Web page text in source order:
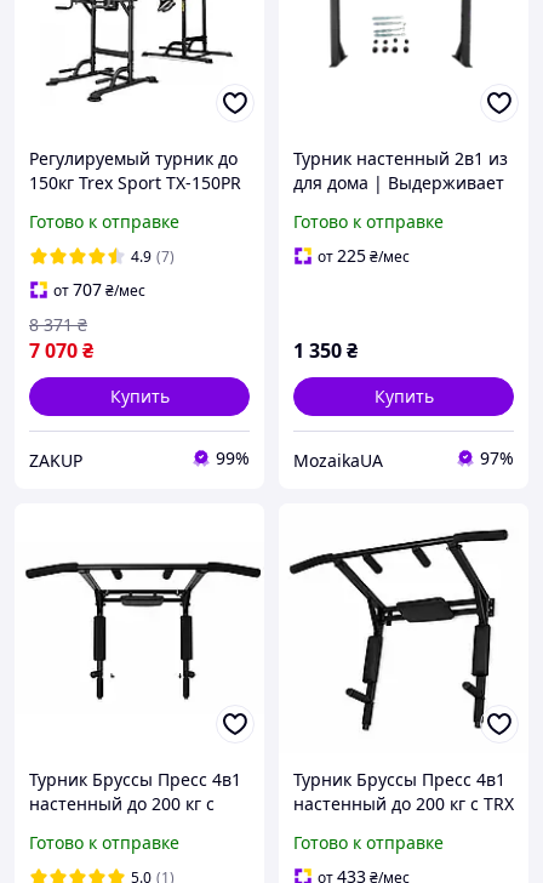
Регулируемый турник до
150кг Trex Sport TX-150PR
дома
Готово к отправке
4.9 (7)
от707₴/мес
7 070₴
8 371 ₴
Купить
ZAKUP 99%
Турник настенный 2в1 из
для дома | Выдерживает
хват
Готово к отправке
от225₴/мес
1 350₴
Купить
MozaikaUA 97%
Турник Бруссы Пресс 4в1
настенный до 200 кг с
для дома и квартиры
Готово к отправке
5.0 (1)
Турник Бруссы Пресс 4в1
настенный до 200 кг с TRX
отжиманий для дома
Готово к отправке
от433₴/мес